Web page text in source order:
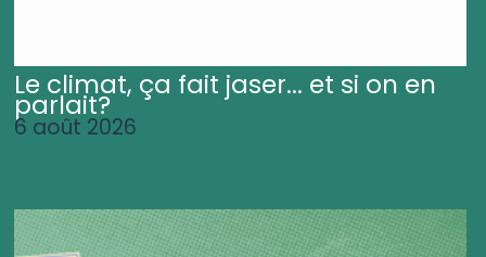
Le climat, ça fait jaser... et si on en
parlait?
6 août 2026